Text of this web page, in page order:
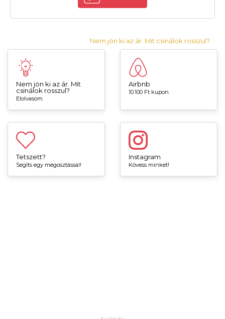
Nem jön ki az ár. Mit csinálok rosszul?
Nem jön ki az ár. Mit
csinálok rosszul?
Elolvasom
Airbnb
10.100 Ft kupon
Tetszett?
Segíts egy megosztással!
Instagram
Kövess minket!